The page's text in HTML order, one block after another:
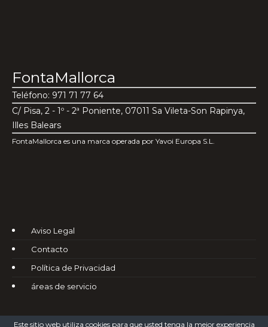
FontaMallorca
Teléfono: 971 71 77 64
C/ Pisa, 2 - 1º - 2ª Poniente, 07011 Sa Vileta-Son Rapinya,
Illes Balears
FontaMallorca es una marca operada por Yavoi Europa S.L.
Aviso Legal
Contacto
Política de Privacidad
áreas de servicio
Este sitio web utiliza cookies para que usted tenga la mejor experiencia